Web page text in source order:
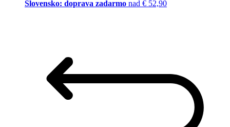
Slovensko: doprava zadarmo nad € 52,90